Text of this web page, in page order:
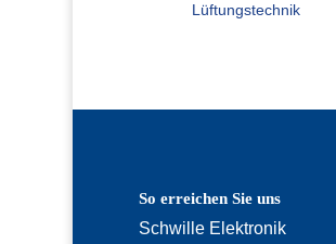
Lüftungstechnik
So erreichen Sie uns
Schwille Elektronik